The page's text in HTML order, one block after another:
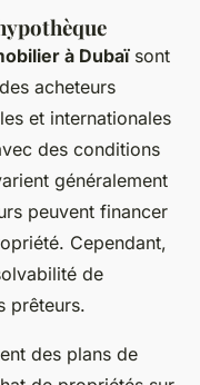
à Dubaïsont
acheteurs
et internationales
des conditions
généralement
peuvent financer
Cependant,
de
prêteurs.
des plans de